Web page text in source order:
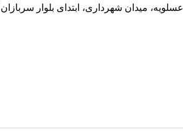
عسلویه، میدان شهرداری، ابتدای بلوار